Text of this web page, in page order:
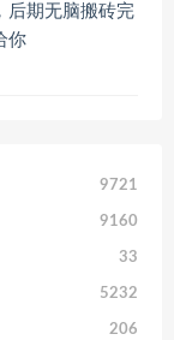
后期无脑搬砖完
你
9721
9160
33
5232
206